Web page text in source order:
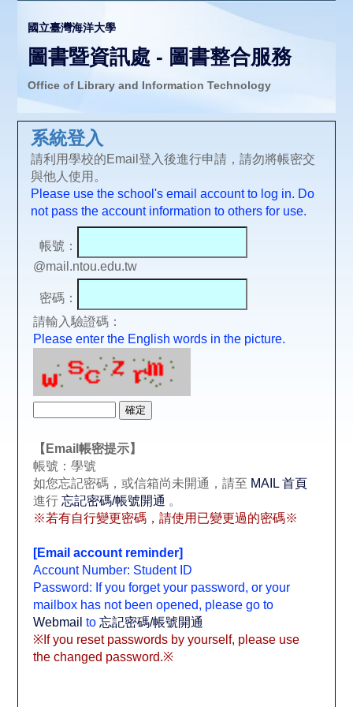
國立臺灣海洋大學
圖書暨資訊處 - 圖書整合服務
Office of Library and Information Technology
系統登入
請利用學校的Email登入後進行申請，請勿將帳密交
與他人使用。
Please use the school's email account to log in. Do
not pass the account information to others for use.
帳號：
@mail.ntou.edu.tw
密碼：
請輸入驗證碼：
Please enter the English words in the picture.
【Email帳密提示】
帳號：學號
如您忘記密碼，或信箱尚未開通，請至 MAIL 首頁
進行 忘記密碼/帳號開通 。
※若有自行變更密碼，請使用已變更過的密碼※
[Email account reminder]
Account Number: Student ID
Password: If you forget your password, or your
mailbox has not been opened, please go to
Webmail to 忘記密碼/帳號開通
※If you reset passwords by yourself, please use
the changed password.※